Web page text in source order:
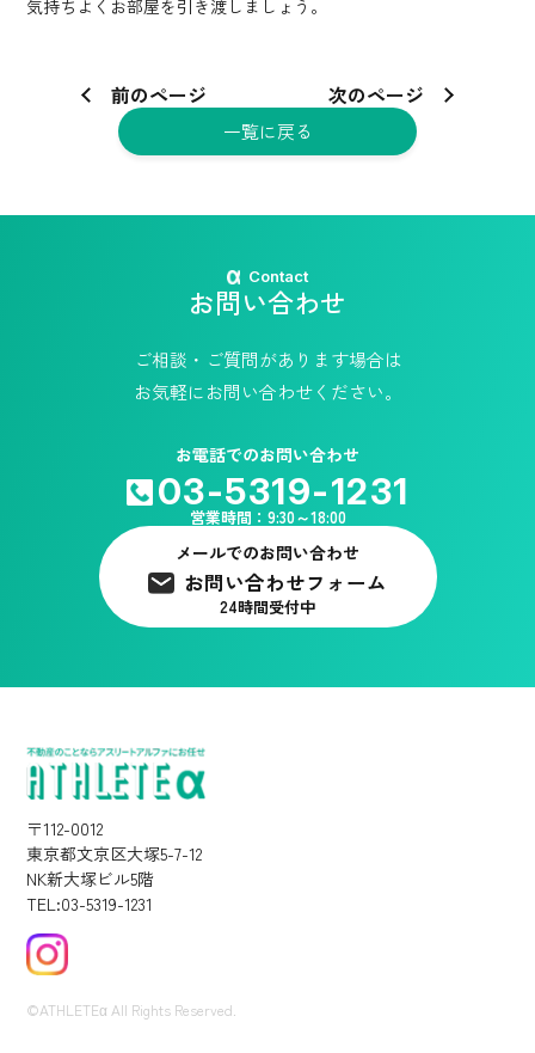
気持ちよくお部屋を引き渡しましょう。
前のページ 次のページ
一覧に戻る
Contact
お問い合わせ
ご相談・ご質問があります場合は
お気軽にお問い合わせください。
お電話でのお問い合わせ
03-5319-1231
営業時間：9:30～18:00
メールでのお問い合わせ
お問い合わせフォーム
24時間受付中
〒112-0012
東京都文京区大塚5-7-12
NK新大塚ビル5階
TEL:03-5319-1231
©ATHLETEα All Rights Reserved.